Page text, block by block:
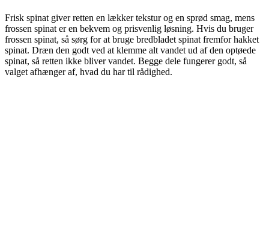
Frisk spinat giver retten en lækker tekstur og en sprød smag, mens
frossen spinat er en bekvem og prisvenlig løsning. Hvis du bruger
frossen spinat, så sørg for at bruge bredbladet spinat fremfor hakket
spinat. Dræn den godt ved at klemme alt vandet ud af den optøede
spinat, så retten ikke bliver vandet. Begge dele fungerer godt, så
valget afhænger af, hvad du har til rådighed.